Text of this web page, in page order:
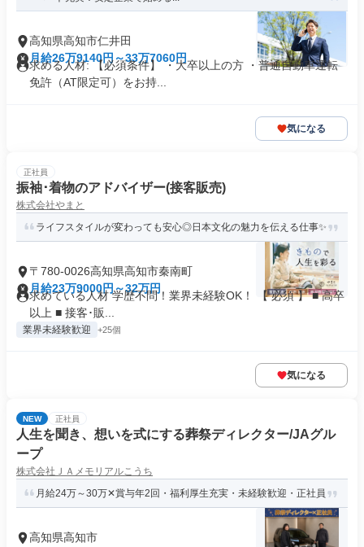
高知県高知市仁井田
月給26万9140円～33万7060円
求める人材: 【必須条件】 ・大卒以上の方 ・普通自動車運転
免許（AT限定可）をお持...
気になる
正社員
振袖･着物のアドバイザー(接客販売)
株式会社やまと
ライフスタイルが変わっても安心◎日本文化の魅力を伝える仕事✨
〒780-0026高知県高知市秦南町
月給23万9000円～32万円
求めている人材 学歴不問！業界未経験OK！ 【 必須 】 ■ 高卒
以上 ■ 接客･販...
業界未経験歓迎 +25個
気になる
NEW 正社員
人生を聞き、想いを式にする葬祭ディレクター/JAグル
ープ
株式会社ＪＡメモリアルこうち
月給24万～30万✕賞与年2回・福利厚生充実・未経験歓迎・正社員
高知県高知市